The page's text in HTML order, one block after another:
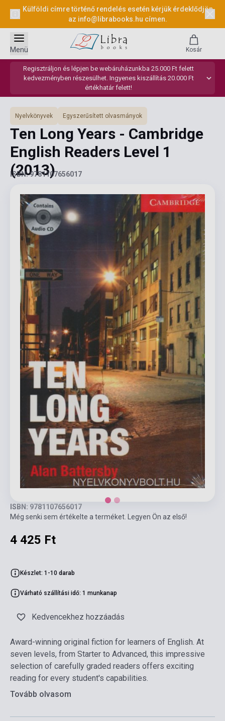
Külföldi címre történő rendelés esetén kérjük érdeklődjön
az info@librabooks.hu címen.
Regisztráljon és lépjen be webáruházunkba 25.000 Ft felett
kedvezményben részesülhet. Ingyenes kiszállítás 20.000 Ft
értékhatár felett!
Menü Kosár
Nyelvkönyvek Egyszerűsített olvasmányok
Ten Long Years - Cambridge
English Readers Level 1
(2013)
ISBN: 9781107656017
ISBN: 9781107656017
Még senki sem értékelte a terméket. Legyen Ön az első!
4 425 Ft
Készlet: 1-10 darab
Várható szállítási idő: 1 munkanap
Kedvencekhez hozzáadás
Award-winning original fiction for learners of English. At
seven levels, from Starter to Advanced, this impressive
selection of carefully graded readers offers exciting
reading for every student's capabilities.
Tovább olvasom